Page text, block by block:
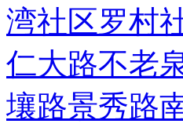
湾社区罗村
仁大路不老
壤路景秀路